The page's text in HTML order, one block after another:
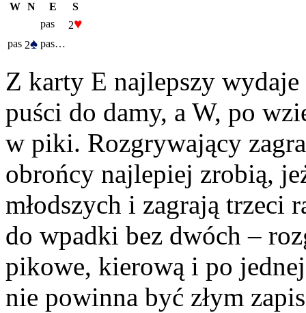
W N E
S
pas
2♥
pas 2♠ pas…
Z karty E najlepszy
puści do damy, a W, po
w piki. Rozgrywający
obrońcy najlepiej zrobią,
młodszych i zagrają trzeci
do wpadki bez dwóch –
pikowe, kierową i po
nie powinna być złym